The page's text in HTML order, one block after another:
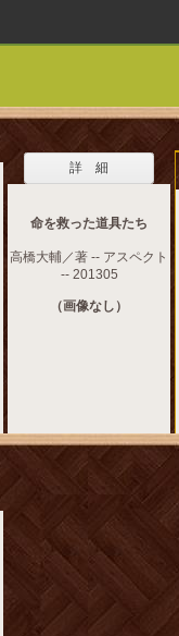
詳 細
命を救った道具たち
高橋大輔／著 -- アスペクト
-- 201305
（画像なし）